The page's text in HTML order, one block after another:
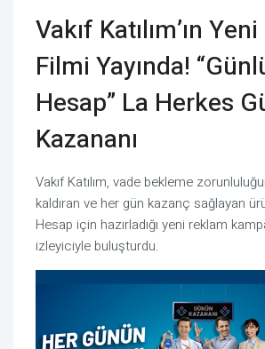
Vakıf Katılım’ın
Filmi Yayında!
Hesap” La Herkes
Kazananı
Vakıf Katılım, vade bekleme
kaldıran ve her gün kazanç sağlayan
Hesap için hazırladığı yeni reklam
izleyiciyle buluşturdu.